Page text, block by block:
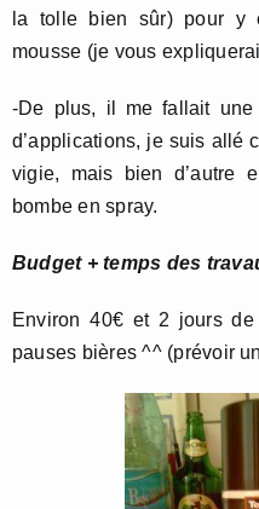
la tolle bien sûr) pour y
mousse (je vous
-De plus, il me fallait
d’applications, je suis allé
vigie, mais bien d’autre
bombe en spray.
Budget + temps des
Environ 40€ et 2 jours
pauses bières ^^ (prévoir